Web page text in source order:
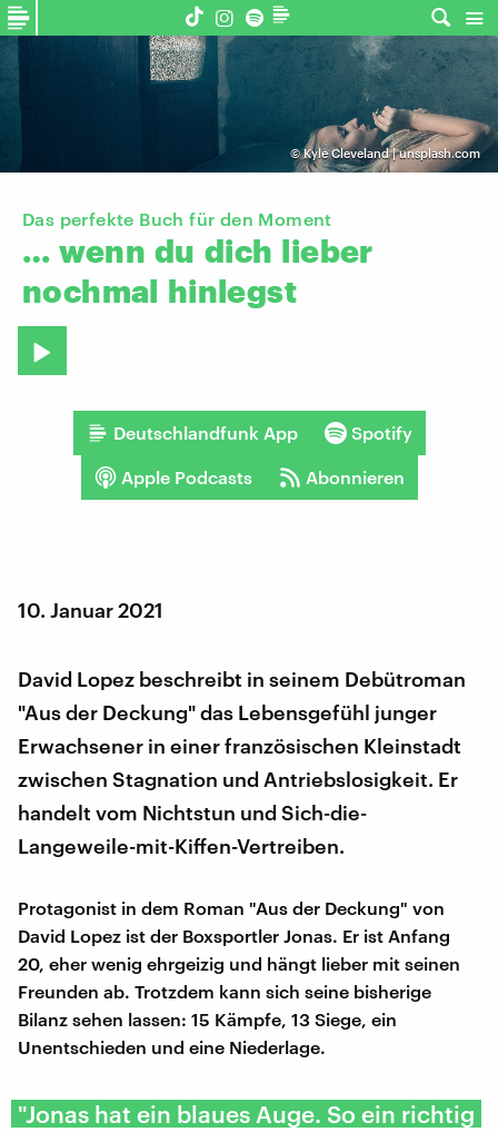
©Kyle Cleveland | unsplash.com
Das perfekte Buch für den Moment
… wenn du dich lieber
nochmal hinlegst
Deutschlandfunk App Spotify
Apple Podcasts Abonnieren
10. Januar 2021
David Lopez beschreibt in seinem Debütroman
"Aus der Deckung" das Lebensgefühl junger
Erwachsener in einer französischen Kleinstadt
zwischen Stagnation und Antriebslosigkeit. Er
handelt vom Nichtstun und Sich-die-
Langeweile-mit-Kiffen-Vertreiben.
Protagonist in dem Roman "Aus der Deckung" von
David Lopez ist der Boxsportler Jonas. Er ist Anfang
20, eher wenig ehrgeizig und hängt lieber mit seinen
Freunden ab. Trotzdem kann sich seine bisherige
Bilanz sehen lassen: 15 Kämpfe, 13 Siege, ein
Unentschieden und eine Niederlage.
"Jonas hat ein blaues Auge. So ein richtig